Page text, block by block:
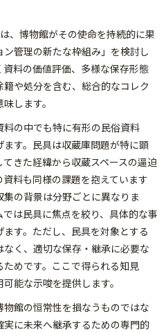
、博物館がその使命を持続的に果
管理の新たな枠組み」を検討し
料の価値評価、多様な保存形態
や処分を含む、総合的なコレク
します。
の中でも特に有形の民俗資料
ます。民具は収蔵庫問題が特に顕
きた経緯から収蔵スペースの逼迫
料も同様の課題を抱えています
の背景は分野ごとに異なりま
は民具に焦点を絞り、具体的な事
す。ただし、民具を対象とする
く、適切な保存・継承に必要な
めです。ここで得られる知見
能な示唆を提供します。
館の恒常性を損なうものではな
に未来へ継承するための専門的